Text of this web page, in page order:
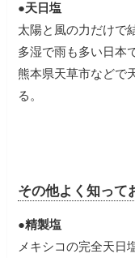
●天日塩
太陽と風の力だけで
多湿で雨も多い日本
熊本県天草市などで
る。
その他よく知って
●精製塩
メキシコの完全天日